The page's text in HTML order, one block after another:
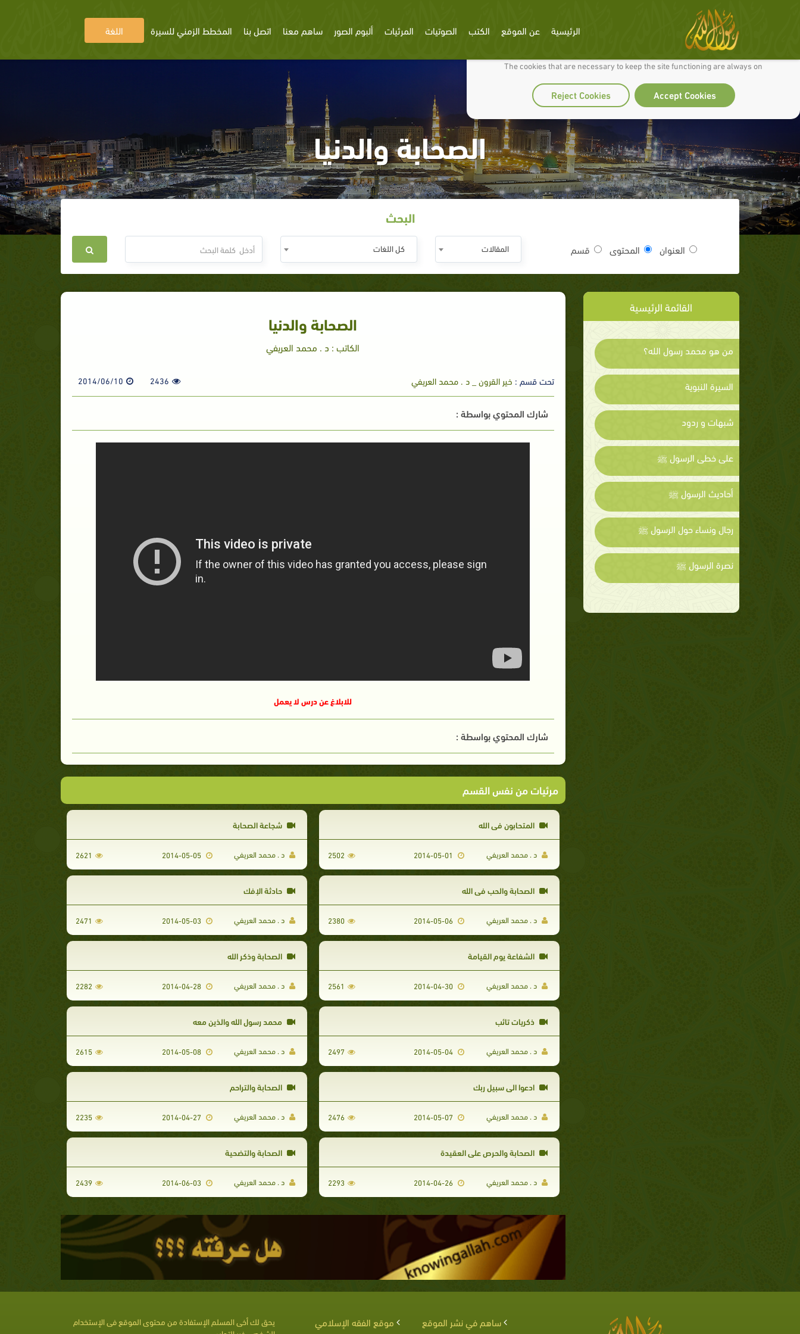
We use cookies to make our site work well for you and so we can continually improve it.
The cookies that are necessary to keep the site functioning are always on
Accept Cookies
Reject Cookies
الرئيسية عن الموقع الكتب الصوتيات المرئيات ألبوم الصور ساهم معنا اتصل بنا المخطط الزمني للسيرة اللغة
الصحابة والدنيا
البحث
العنوان المحتوى قسم المقالات كل اللغات
القائمة الرئيسية
من هو محمد رسول الله؟
السيرة النبوية
شبهات و ردود
على خطى الرسول ﷺ
أحاديث الرسول ﷺ
رجال ونساء حول الرسول ﷺ
نصرة الرسول ﷺ
الصحابة والدنيا
الكاتب : د . محمد العريفي
تحت قسم : خير القرون _ د . محمد العريفي 2436
2014/06/10
شارك المحتوي بواسطة :
للابلاغ عن درس لا يعمل
شارك المحتوي بواسطة :
مرئيات من نفس القسم
المتحابون في الله
د . محمد العريفي 2502
شجاعة الصحابة
د . محمد العريفي 2014-05-05
2621
الصحابة والحب في الله
د . محمد العريفي 2380
حادثة الإفك
د . محمد العريفي 2014-05-03
2471
الشفاعة يوم القيامة
د . محمد العريفي 2561
الصحابة وذكر الله
د . محمد العريفي 2014-04-28
2282
ذكريات تائب
د . محمد العريفي 2497
محمد رسول الله والذين معه
د . محمد العريفي 2014-05-08
2615
ادعوا الى سبيل ربك
د . محمد العريفي 2476
الصحابة والتراحم
د . محمد العريفي 2235
الصحابة والحرص على العقيدة
د . محمد العريفي 2293
الصحابة والتضحية
د . محمد العريفي 2014-06-03
2439
ساهم في نشر الموقع
موقع الفقه الإسلامي
يحق لك أخى المسلم الإستفادة من محتوى الموقع فى الإستخدام